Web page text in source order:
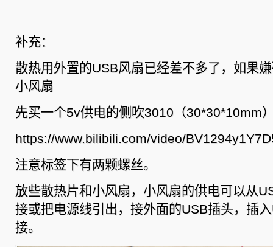
补充：
散热用外置的USB风扇已经差不多了，如果
小风扇
先买一个5v供电的侧吹3010（30*30*10mm
https://www.bilibili.com/video/
注意标签下有两颗螺丝。
放些散热片和小风扇，小风扇的供电可以从
接或把电源线引出，接外面的USB插头，插
接。